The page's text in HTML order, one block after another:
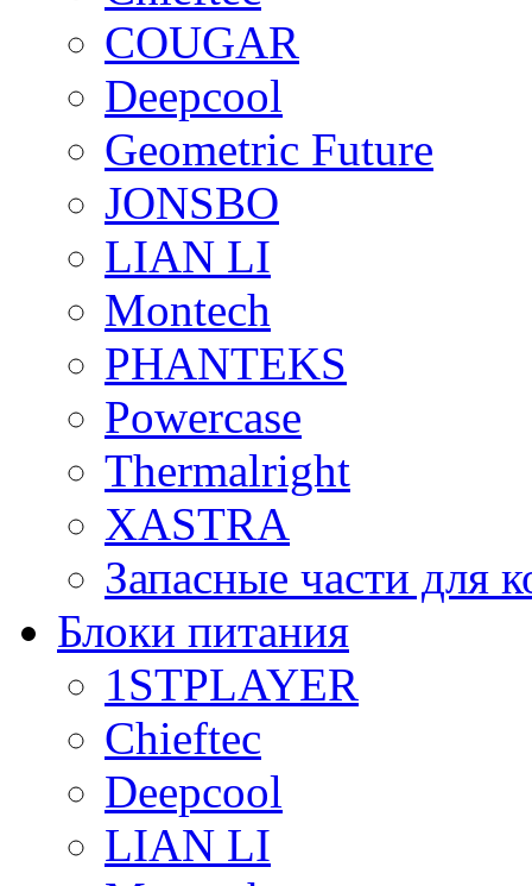
COUGAR
Deepcool
Geometric Future
JONSBO
LIAN LI
Montech
PHANTEKS
Powercase
Thermalright
XASTRA
Запасные части для
Блоки питания
1STPLAYER
Chieftec
Deepcool
LIAN LI